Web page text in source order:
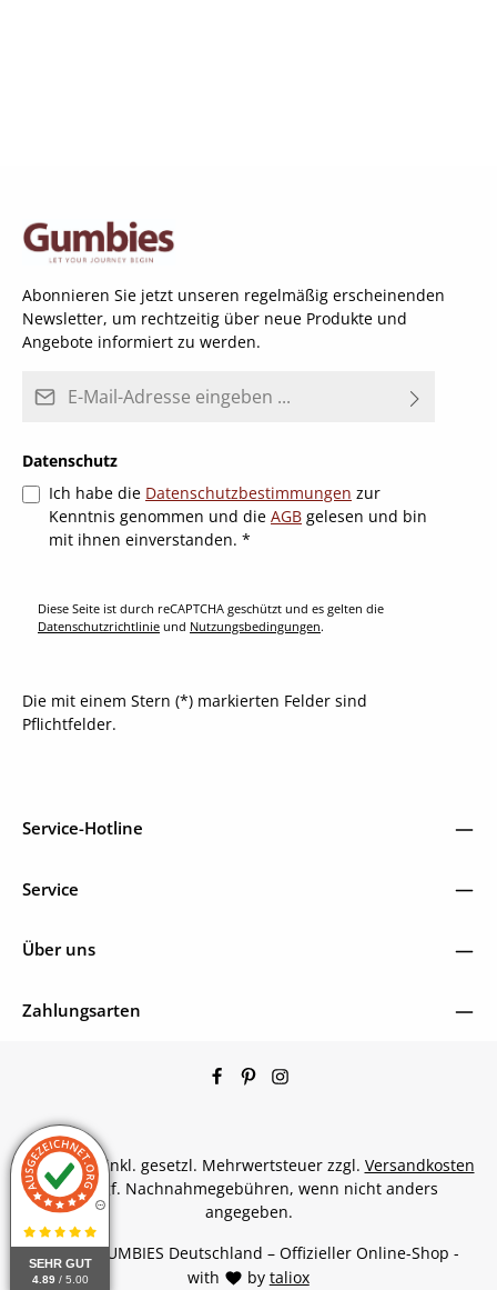
SEHR GUT
4.89 / 5.00
Abonnieren Sie jetzt unseren regelmäßig erscheinenden
Newsletter, um rechtzeitig über neue Produkte und
Angebote informiert zu werden.
Datenschutz
Ich habe die Datenschutzbestimmungen zur
Kenntnis genommen und die AGB gelesen und bin
mit ihnen einverstanden. *
Diese Seite ist durch reCAPTCHA geschützt und es gelten die
Datenschutzrichtlinie und Nutzungsbedingungen.
Die mit einem Stern (*) markierten Felder sind
Pflichtfelder.
Service-Hotline
Service
Über uns
Zahlungsarten
© 2026 GUMBIES Deutschland – Offizieller Online-Shop -
with
by taliox
Alle Preise inkl. gesetzl. Mehrwertsteuer zzgl. Versandkosten
und ggf. Nachnahmegebühren, wenn nicht anders
angegeben.